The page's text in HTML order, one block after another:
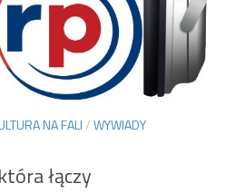
NA FALI/WYWIADY
łączy